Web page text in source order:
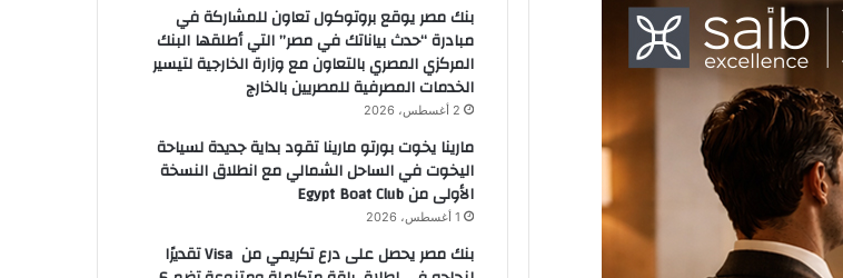
بنك مصر يوقع بروتوكول تعاون للمشاركة في
مبادرة “حدث بياناتك في مصر” التي أطلقها البنك
المركزي المصري بالتعاون مع وزارة الخارجية لتيسير
الخدمات المصرفية للمصريين بالخارج
2 أغسطس، 2026
مارينا يخوت بورتو مارينا تقود بداية جديدة لسياحة
اليخوت في الساحل الشمالي مع انطلاق النسخة
الأولى من Egypt Boat Club
1 أغسطس، 2026
بنك مصر يحصل على درع تكريمي من Visa تقديرًا